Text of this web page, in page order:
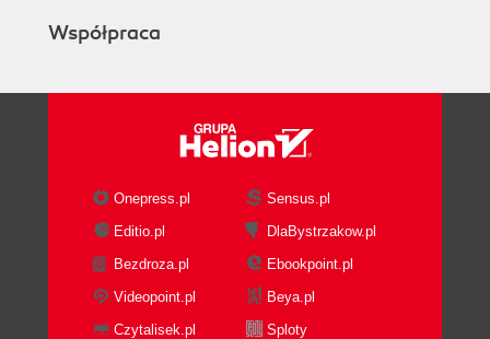
Współpraca
Onepress.pl
Sensus.pl
Editio.pl
DlaBystrzakow.pl
Bezdroza.pl
Ebookpoint.pl
Videopoint.pl
Beya.pl
Czytalisek.pl
Sploty